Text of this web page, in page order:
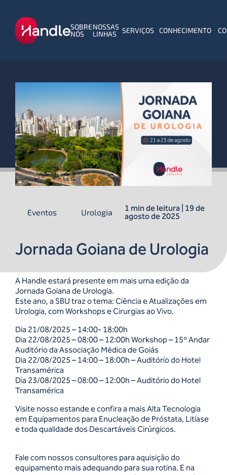
SOBRE
NÓS
NOSSAS
LINHAS
SERVIÇOS CONHECIMENTO
Eventos Urologia
1 min de leitura | 19 de
agosto de 2025
Jornada Goiana de Urologia
A Handle estará presente em mais uma edição da
Jornada Goiana de Urologia.
Este ano, a SBU traz o tema: Ciência e Atualizações em
Urologia, com Workshops e Cirurgias ao Vivo.
Dia 21/08/2025 – 14:00- 18:00h
Dia 22/08/2025 – 08:00 – 12:00h Workshop – 15º Andar
Auditório da Associação Médica de Goiás
Dia 22/08/2025 – 14:00 – 18:00h – Auditório do Hotel
Transamérica
Dia 23/08/2025 – 08:00 – 12:00h – Auditório do Hotel
Transamérica
Visite nosso estande e confira a mais Alta Tecnologia
em Equipamentos para Enucleação de Próstata, Litíase
e toda qualidade dos Descartáveis Cirúrgicos.
Fale com nossos consultores para aquisição do
equipamento mais adequando para sua rotina. E na